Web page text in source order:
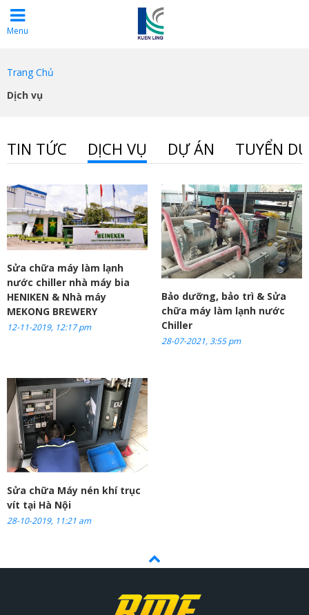
Menu
Trang Chủ
Dịch vụ
TIN TỨC DỊCH VỤ DỰ ÁN TUYỂN
Sửa chữa máy làm lạnh
nước chiller nhà máy bia
HENIKEN & Nhà máy
MEKONG BREWERY
12-11-2019, 12:17 pm
Bảo dưỡng, bảo trì & Sửa
chữa máy làm lạnh nước
Chiller
28-07-2021, 3:55 pm
Sửa chữa Máy nén khí trục
vít tại Hà Nội
28-10-2019, 11:21 am